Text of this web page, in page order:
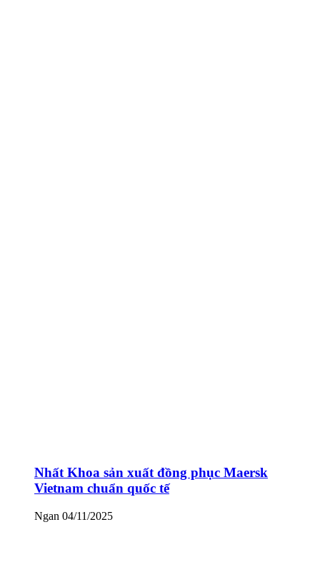
Nhất Khoa sản xuất đồng phục Maersk
Vietnam chuẩn quốc tế
Ngan 04/11/2025